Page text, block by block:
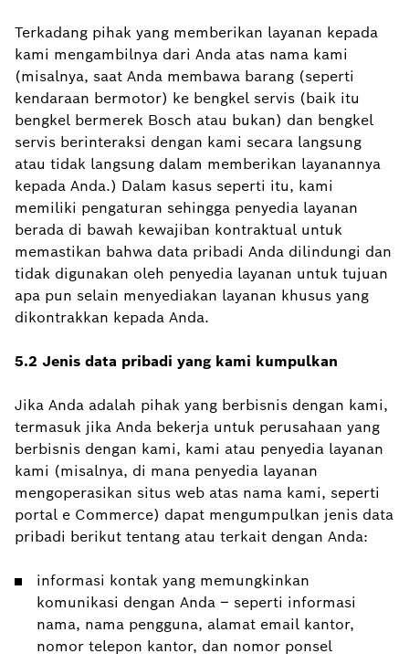
Terkadang pihak yang memberikan layanan kepada
kami mengambilnya dari Anda atas nama kami
(misalnya, saat Anda membawa barang (seperti
kendaraan bermotor) ke bengkel servis (baik itu
bengkel bermerek Bosch atau bukan) dan bengkel
servis berinteraksi dengan kami secara langsung
atau tidak langsung dalam memberikan layanannya
kepada Anda.) Dalam kasus seperti itu, kami
memiliki pengaturan sehingga penyedia layanan
berada di bawah kewajiban kontraktual untuk
memastikan bahwa data pribadi Anda dilindungi dan
tidak digunakan oleh penyedia layanan untuk tujuan
apa pun selain menyediakan layanan khusus yang
dikontrakkan kepada Anda.
5.2 Jenis data pribadi yang kami kumpulkan
Jika Anda adalah pihak yang berbisnis dengan kami,
termasuk jika Anda bekerja untuk perusahaan yang
berbisnis dengan kami, kami atau penyedia layanan
kami (misalnya, di mana penyedia layanan
mengoperasikan situs web atas nama kami, seperti
portal e Commerce) dapat mengumpulkan jenis data
pribadi berikut tentang atau terkait dengan Anda:
informasi kontak yang memungkinkan
komunikasi dengan Anda – seperti informasi
nama, nama pengguna, alamat email kantor,
nomor telepon kantor, dan nomor ponsel